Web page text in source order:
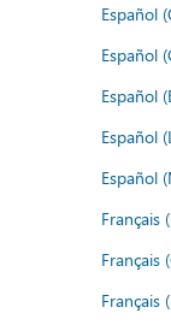
Español
Español
Español
Español
Español
Français
Français
Français